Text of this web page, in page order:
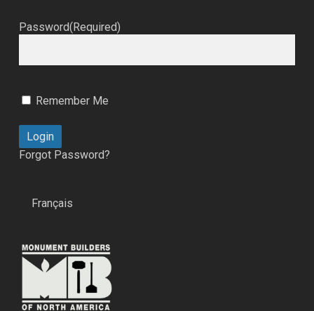
Password(Required)
Remember Me
Forgot Password?
Français